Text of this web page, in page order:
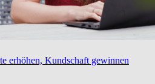
erhöhen, Kundschaft gewinnen